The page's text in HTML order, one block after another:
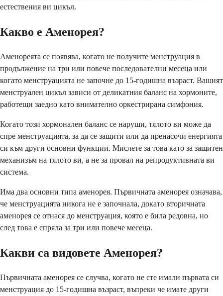
естествения ви цикъл.
Какво е Аменорея?
Аменореята се появява, когато не получите менструация в
продължение на три или повече последователни месеца или
когато менструацията не започне до 15-годишна възраст. Вашият
менструален цикъл зависи от деликатния баланс на хормоните,
работещи заедно като внимателно оркестрирана симфония.
Когато този хормонален баланс се наруши, тялото ви може да
спре менструацията, за да се защити или да пренасочи енергията
си към други основни функции. Мислете за това като за защитен
механизъм на тялото ви, а не за провал на репродуктивната ви
система.
Има два основни типа аменорея. Първичната аменорея означава,
че менструацията никога не е започнала, докато вторичната
аменорея се отнася до менструация, която е била редовна, но
след това е спряла за три или повече месеца.
Какви са видовете Аменорея?
Първичната аменорея се случва, когато не сте имали първата си
менструация до 15-годишна възраст, въпреки че имате други